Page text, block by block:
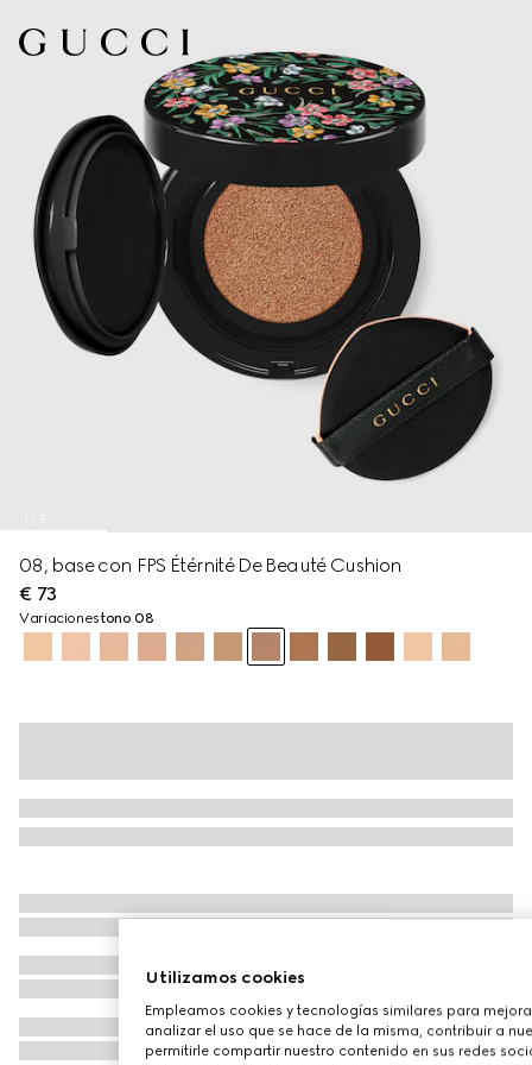
08, base con FPS Étérnité De Beauté Cushion
€ 73
Variacionestono 08
Utilizamos cookies
Empleamos cookies y tecnologías similares para
analizar el uso que se hace de la misma, contribuir a
permitirle compartir nuestro contenido en sus redes